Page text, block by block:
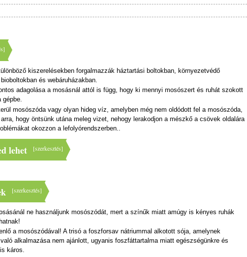
]
kiszerelésekben forgalmazzák háztartási boltokban, környezetvédő
és webáruházakban.
adagolása a mosásnál attól is függ, hogy ki mennyi mosószert és ruhát szokott
gépbe.
mosószóda vagy olyan hideg víz, amelyben még nem oldódott fel a mosószóda,
hogy öntsünk utána meleg vizet, nehogy lerakodjon a mészkő a csövek oldalára
okozzon a lefolyórendszerben..
[szerkesztés]
lehet
[szerkesztés]
ne használjunk mosószódát, mert a színűk miatt amúgy is kényes ruhák
a mosószódával! A trisó a foszforsav nátriummal alkotott sója, amelynek
alkalmazása nem ajánlott, ugyanis foszfáttartalma miatt egészségünkre és
káros.